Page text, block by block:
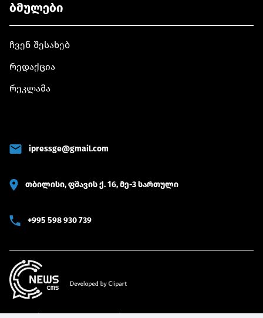
ბმულები
ჩვენ შესახებ
რედაქცია
რეკლამა
ipressge@gmail.com
თბილისი, ფშავის ქ. 16, მე-3 სართული
+995 598 930 739